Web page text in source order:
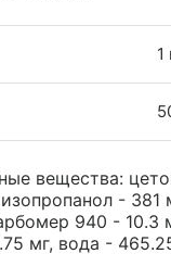
1
вещества:
- 381
940 - 10.3
мг, вода -